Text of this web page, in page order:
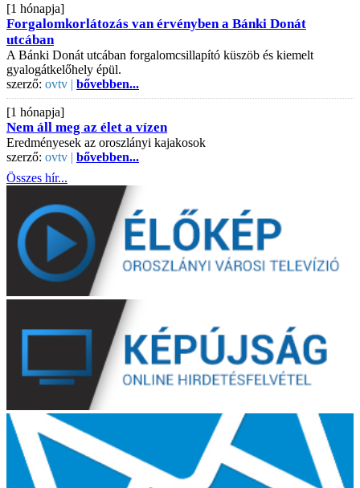
[1 hónapja]
Forgalomkorlátozás van érvényben a Bánki Donát
utcában
A Bánki Donát utcában forgalomcsillapító küszöb és kiemelt
gyalogátkelőhely épül.
szerző: ovtv | bővebben...
[1 hónapja]
Nem áll meg az élet a vízen
Eredményesek az oroszlányi kajakosok
szerző: ovtv | bővebben...
Összes hír...